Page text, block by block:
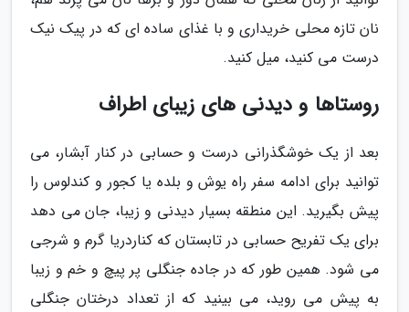
نان تازه محلی خریداری و با غذای ساده ای که در پیک نیک
درست می کنید، میل کنید.
روستاها و دیدنی های زیبای اطراف
بعد از یک خوشگذرانی درست و حسابی در کنار آبشار، می
توانید برای ادامه سفر راه یوش و بلده یا کجور و کندلوس را
پیش بگیرید. این منطقه بسیار دیدنی و زیبا، جان می دهد
برای یک تفریح حسابی در تابستان که کناردریا گرم و شرجی
می شود. همین طور که در جاده جنگلی پر پیچ و خم و زیبا
به پیش می روید، می بینید که از تعداد درختان جنگلی